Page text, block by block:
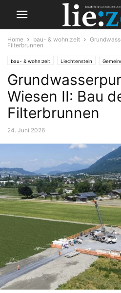
Home bau- & wohn:zeit
Filterbrunnen
bau- & wohn:zeit Liechtenstein
Wiesen II: Bau
Filterbrunnen
24. Juni 2026